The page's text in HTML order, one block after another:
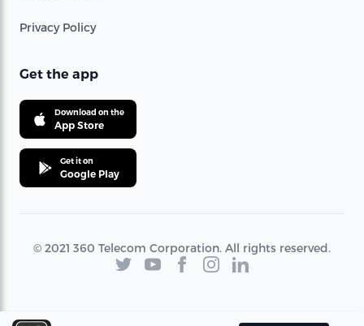
Privacy Policy
Get the app
Download on the
App Store
Get it on
Google Play
© 2021 360 Telecom Corporation. All rights reserved.